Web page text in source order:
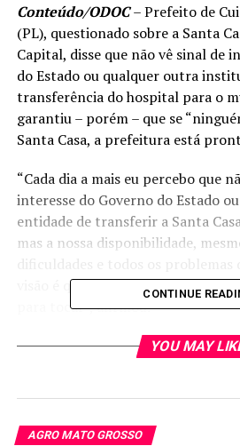
Conteúdo/ODOC– Prefeito de
(PL), questionado sobre a Santa
Capital, disse que não vê sinal de
do Estado ou qualquer outra
transferência do hospital para o
garantiu – porém – que se
Santa Casa, a prefeitura está
“Cada dia a mais eu percebo que
interesse do Governo do Estado
entidade de transferir a Santa
mas a nossa disponibilidade,
visão é que se ninguém quiser
para tocar”, afirmou.
“Talvez queiram tocar por lá
vá fechar lá, talvez o Governo do
CONTINUE
YOU MAY
AGRO MATO GROSSO